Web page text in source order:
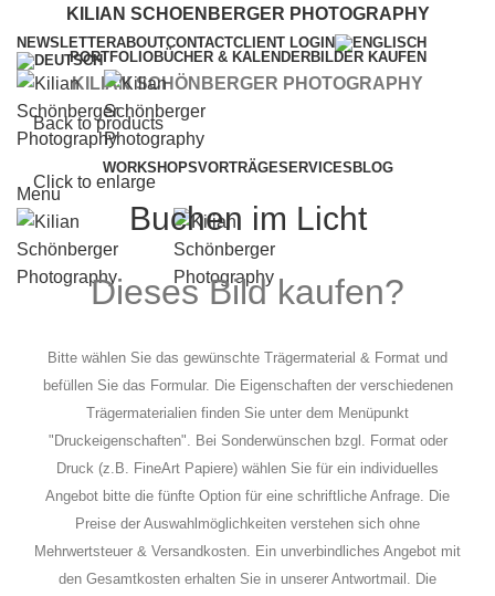
KILIAN SCHOENBERGER PHOTOGRAPHY
NEWSLETTERABOUTCONTACTCLIENT LOGIN
KILIAN SCHÖNBERGER PHOTOGRAPHY
PORTFOLIOBÜCHER & KALENDERBILDER KAUFEN
WORKSHOPSVORTRÄGESERVICES BLOG
Menu
Back to products
Click to enlarge
Buchen im Licht
Dieses Bild kaufen?
Bitte wählen Sie das gewünschte Trägermaterial & Format und
befüllen Sie das Formular. Die Eigenschaften der verschiedenen
Trägermaterialien finden Sie unter dem Menüpunkt
"Druckeigenschaften". Bei Sonderwünschen bzgl. Format oder
Druck (z.B. FineArt Papiere) wählen Sie für ein individuelles
Angebot bitte die fünfte Option für eine schriftliche Anfrage. Die
Preise der Auswahlmöglichkeiten verstehen sich ohne
Mehrwertsteuer & Versandkosten. Ein unverbindliches Angebot mit
den Gesamtkosten erhalten Sie in unserer Antwortmail. Die